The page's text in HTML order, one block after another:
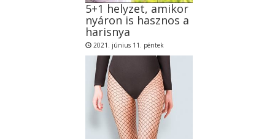
5+1 helyzet, amikor
nyáron is hasznos a
harisnya
2021. június 11. péntek